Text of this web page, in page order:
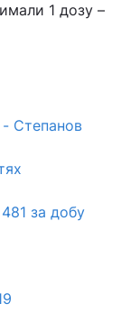
1 дозу –
- Степанов
за добу